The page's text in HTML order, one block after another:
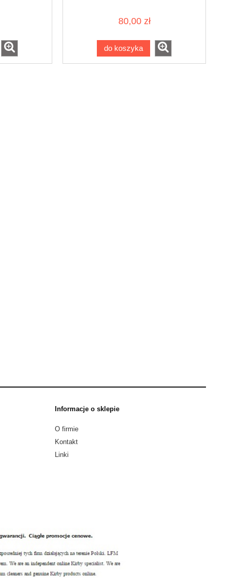
80,00 zł
do koszyka
Informacje o sklepie
O firmie
Kontakt
Linki